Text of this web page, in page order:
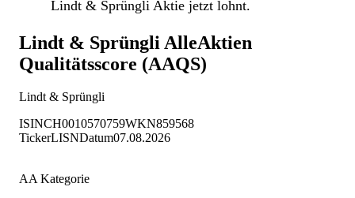
Lindt & Sprüngli Aktie jetzt lohnt.
Lindt & Sprüngli AlleAktien
Qualitätsscore (AAQS)
Lindt & Sprüngli
ISINCH0010570759WKN859568
TickerLISNDatum07.08.2026
AA Kategorie